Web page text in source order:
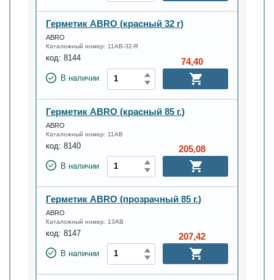
Герметик ABRO (краcный 32 г)
ABRO
Каталожный номер: 11AB-32-R
код: 8144
В наличии
74,40
Герметик ABRO (краcный 85 г.)
ABRO
Каталожный номер: 11AB
код: 8140
В наличии
205,08
Герметик ABRO (прозрачный 85 г.)
ABRO
Каталожный номер: 13AB
код: 8147
В наличии
207,42